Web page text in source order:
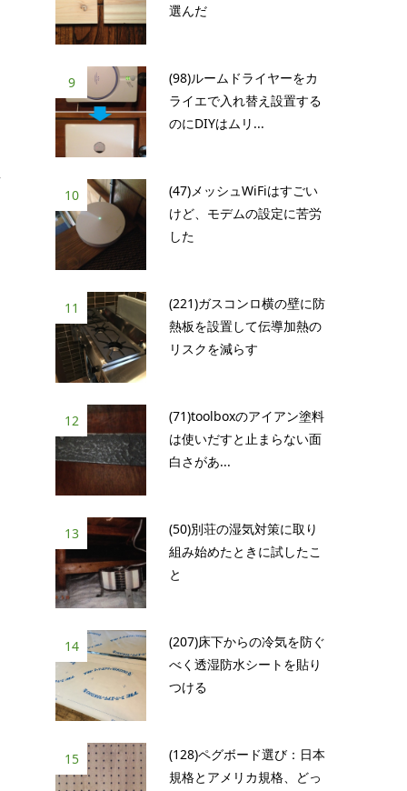
選んだ
9
(98)ルームドライヤーをカ
ライエで入れ替え設置する
のにDIYはムリ...
10
(47)メッシュWiFiはすごい
けど、モデムの設定に苦労
した
11
(221)ガスコンロ横の壁に防
熱板を設置して伝導加熱の
リスクを減らす
12
(71)toolboxのアイアン塗料
は使いだすと止まらない面
白さがあ...
13
(50)別荘の湿気対策に取り
組み始めたときに試したこ
と
14
(207)床下からの冷気を防ぐ
べく透湿防水シートを貼り
つける
15
(128)ペグボード選び：日本
規格とアメリカ規格、どっ